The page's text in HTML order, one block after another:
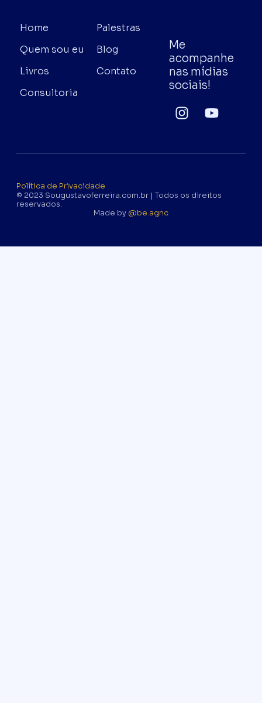
Home
Quem sou eu
Livros
Consultoria
Palestras
Blog
Contato
Me
acompanhe
nas mídias
sociais!
Política de Privacidade
© 2023 Sougustavoferreira.com.br | Todos os direitos
reservados.
Made by @be.agnc